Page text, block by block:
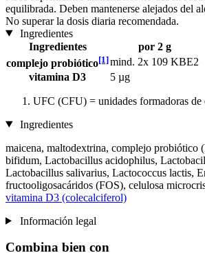
equilibrada. Deben mantenerse alejados del
No superar la dosis diaria recomendada.
Ingredientes
Ingredientes
por 2 g
complejo probiótico[1]mind. 2x 109 KBE2
vitamina D3
5 µg
UFC (CFU) = unidades formadoras de
Ingredientes
maicena, maltodextrina, complejo probiótico
bifidum, Lactobacillus acidophilus,
Lactobacillus salivarius, Lactococcus lactis,
fructooligosacáridos (FOS), celulosa
vitamina D3 (colecalciferol)
Información legal
Combina bien con